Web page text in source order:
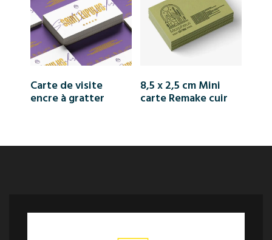
Carte de visite
encre à gratter
8,5 x 2,5 cm Mini
carte Remake cuir